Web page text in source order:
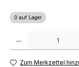
0 auf Lager
Produkt Anzahl: Gib
Zum Merkzettel